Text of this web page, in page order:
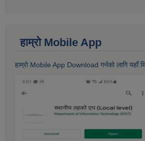
हाम्राे Mobile App
हाम्राे Mobile App Download गर्नकाे लागि यहाँ